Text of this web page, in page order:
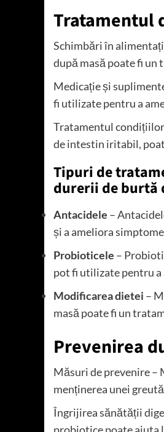
Tratamentul
Schimbări în
după masă poate fi un
Medicație și
fi utilizate pentru a
Tratamentul
de intestin iritabil,
Tipuri de
durerii de burtă
Antacidele –
și a ameliora
Probioticele –
pot fi utilizate pentru
Modificarea dietei –
masă poate fi un
Prevenirea
Măsuri de prevenire –
menținerea unei
Îngrijirea sănătății